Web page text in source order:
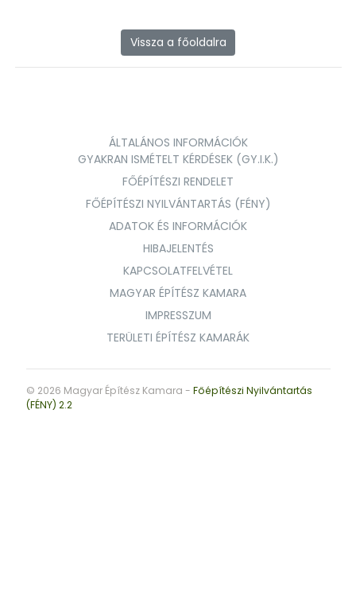
Vissza a főoldalra
ÁLTALÁNOS INFORMÁCIÓK
GYAKRAN ISMÉTELT KÉRDÉSEK (GY.I.K.)
FŐÉPÍTÉSZI RENDELET
FŐÉPÍTÉSZI NYILVÁNTARTÁS (FÉNY)
ADATOK ÉS INFORMÁCIÓK
HIBAJELENTÉS
KAPCSOLATFELVÉTEL
MAGYAR ÉPÍTÉSZ KAMARA
IMPRESSZUM
TERÜLETI ÉPÍTÉSZ KAMARÁK
© 2026 Magyar Építész Kamara - Főépítészi Nyilvántartás
(FÉNY) 2.2